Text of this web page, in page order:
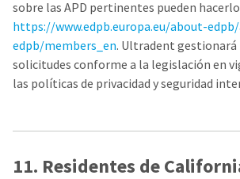
sobre las APD pertinentes pueden
https://www.edpb.europa.eu/about-
edpb/members_en. Ultradent gestionará
solicitudes conforme a la legislación en
las políticas de privacidad y seguridad
11. Residentes de